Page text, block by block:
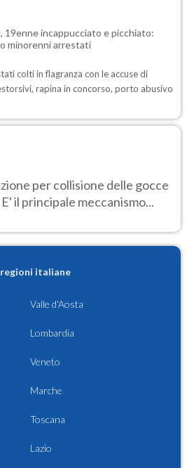
19enne incappucciato e picchiato:
minorenni arrestati
colti in flagranza con le accuse di
rapina in concorso, porto abusivo
per collisione delle gocce
il principale meccanismo...
italiane
Valle d'Aosta
Lombardia
Veneto
Marche
Toscana
Lazio